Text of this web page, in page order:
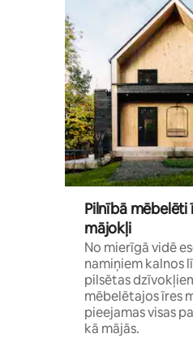
Pilnībā mēbelēti
mājokļi
No mierīgā vidē
namiņiem kalnos
pilsētas
mēbelētajos īres
pieejamas visas
kā mājās.